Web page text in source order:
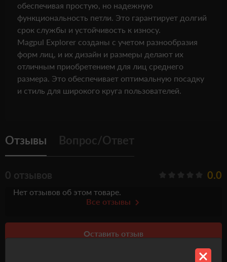
обеспечивая простую, но надежную
функциональность петли. Это гарантирует долгий
срок службы и устойчивость к износу.
Magpul Explorer созданы с учетом разнообразия
форм лиц, и их дизайн и размеры делают их
отличным приобретением для лиц среднего
размера. Это обеспечивает оптимальную посадку
и стиль для широкого круга пользователей.
Отзывы Вопрос/Ответ
0 отзывов 0.0
Нет отзывов об этом товаре.
Все отзывы
Оставить отзыв